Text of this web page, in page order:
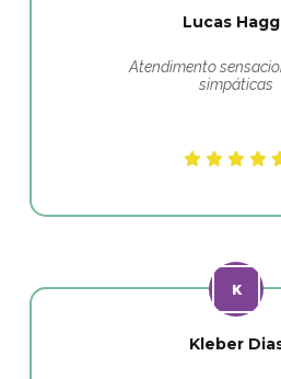
Lucas
Atendimento
simpáticas
Kleber